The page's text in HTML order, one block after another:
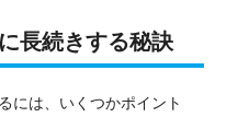
長続きする秘訣
には、いくつかポイント